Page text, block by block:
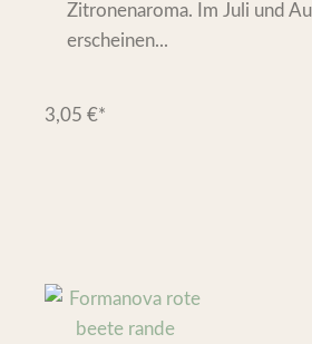
Zitronenaroma. Im Juli und
erscheinen...
3,05 €*